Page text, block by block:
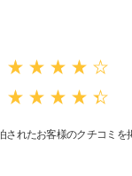
されたお客様のクチコミを